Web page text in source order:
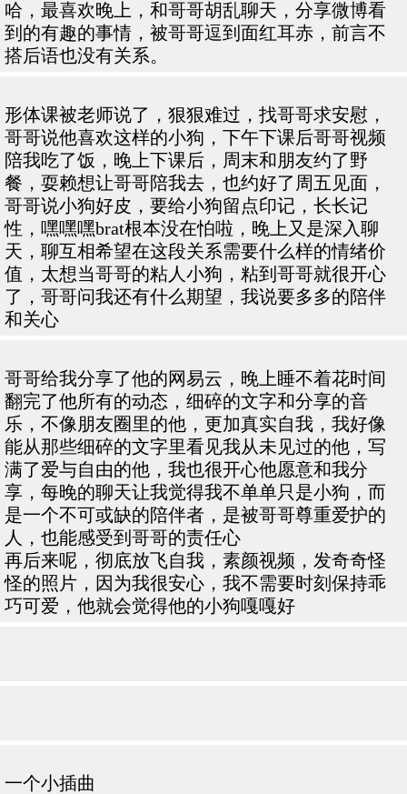
哈，最喜欢晚上，和哥哥胡乱聊天，分享微博看
到的有趣的事情，被哥哥逗到面红耳赤，前言不
搭后语也没有关系。
形体课被老师说了，狠狠难过，找哥哥求安慰，
哥哥说他喜欢这样的小狗，下午下课后哥哥视频
陪我吃了饭，晚上下课后，周末和朋友约了野
餐，耍赖想让哥哥陪我去，也约好了周五见面，
哥哥说小狗好皮，要给小狗留点印记，长长记
性，嘿嘿嘿brat根本没在怕啦，晚上又是深入聊
天，聊互相希望在这段关系需要什么样的情绪价
值，太想当哥哥的粘人小狗，粘到哥哥就很开心
了，哥哥问我还有什么期望，我说要多多的陪伴
和关心
哥哥给我分享了他的网易云，晚上睡不着花时间
翻完了他所有的动态，细碎的文字和分享的音
乐，不像朋友圈里的他，更加真实自我，我好像
能从那些细碎的文字里看见我从未见过的他，写
满了爱与自由的他，我也很开心他愿意和我分
享，每晚的聊天让我觉得我不单单只是小狗，而
是一个不可或缺的陪伴者，是被哥哥尊重爱护的
人，也能感受到哥哥的责任心
再后来呢，彻底放飞自我，素颜视频，发奇奇怪
怪的照片，因为我很安心，我不需要时刻保持乖
巧可爱，他就会觉得他的小狗嘎嘎好
一个小插曲